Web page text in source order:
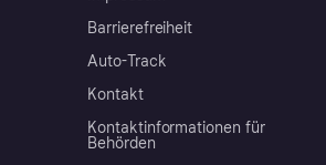
Barrierefreiheit
Auto-Track
Kontakt
Kontaktinformationen für
Behörden